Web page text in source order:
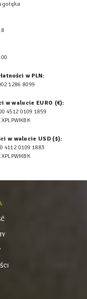
w PLN:
1286 8099
w walucie EURO (€):
4512 0109 1859
w walucie USD ($):
4112 0109 1883